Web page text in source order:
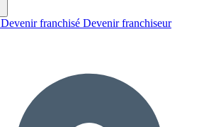
Devenir franchisé Devenir franchiseur